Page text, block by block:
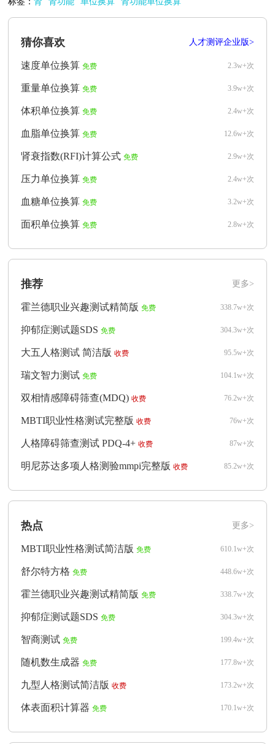
人才测评企业版>
猜你喜欢
2.3w+次
速度单位换算 免费
3.9w+次
重量单位换算 免费
2.4w+次
体积单位换算 免费
12.6w+次
血脂单位换算 免费
2.9w+次
肾衰指数(RFI)计算公式 免费
2.4w+次
压力单位换算 免费
3.2w+次
血糖单位换算 免费
2.8w+次
面积单位换算 免费
更多>
推荐
338.7w+次
霍兰德职业兴趣测试精简版 免费
304.3w+次
抑郁症测试题SDS 免费
95.5w+次
大五人格测试 简洁版 收费
104.1w+次
瑞文智力测试 免费
76.2w+次
双相情感障碍筛查(MDQ) 收费
76w+次
MBTI职业性格测试完整版 收费
87w+次
人格障碍筛查测试 PDQ-4+ 收费
85.2w+次
明尼苏达多项人格测验mmpi完整版 收费
更多>
热点
610.1w+次
MBTI职业性格测试简洁版 免费
448.6w+次
舒尔特方格 免费
338.7w+次
霍兰德职业兴趣测试精简版 免费
304.3w+次
抑郁症测试题SDS 免费
199.4w+次
智商测试 免费
177.8w+次
随机数生成器 免费
173.2w+次
九型人格测试简洁版 收费
170.1w+次
体表面积计算器 免费